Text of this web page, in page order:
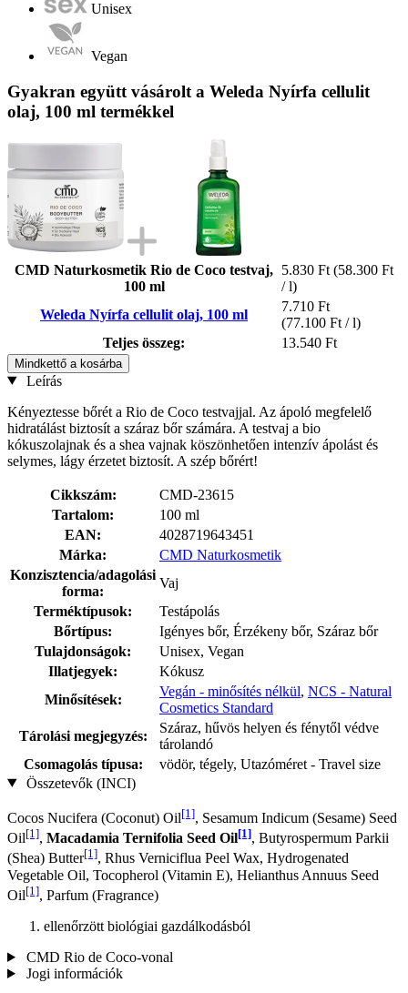
Unisex
Vegan
Gyakran együtt vásárolt a Weleda Nyírfa cellulit
olaj, 100 ml termékkel
CMD Naturkosmetik Rio de Coco testvaj,
100 ml
5.830 Ft (58.300 Ft
/ l)
Weleda Nyírfa cellulit olaj, 100 ml
7.710 Ft
(77.100 Ft / l)
Teljes összeg:
13.540 Ft
Mindkettő a kosárba
Leírás
Kényeztesse bőrét a Rio de Coco testvajjal. Az ápoló megfelelő
hidratálást biztosít a száraz bőr számára. A testvaj a bio
kókuszolajnak és a shea vajnak köszönhetően intenzív ápolást és
selymes, lágy érzetet biztosít. A szép bőrért!
Cikkszám:
CMD-23615
Tartalom:
100 ml
EAN:
4028719643451
Márka:
CMD Naturkosmetik
Konzisztencia/adagolási
forma:
Vaj
Terméktípusok:
Testápolás
Bőrtípus:
Igényes bőr, Érzékeny bőr, Száraz bőr
Tulajdonságok:
Unisex, Vegan
Illatjegyek:
Kókusz
Minősítések:
Vegán - minősítés nélkül, NCS - Natural
Cosmetics Standard
Tárolási megjegyzés:
Száraz, hűvös helyen és fénytől védve
tárolandó
Csomagolás típusa:
vödör, tégely, Utazóméret - Travel size
Összetevők (INCI)
Cocos Nucifera (Coconut) Oil[1], Sesamum Indicum (Sesame) Seed
Oil[1], Macadamia Ternifolia Seed Oil[1], Butyrospermum Parkii
(Shea) Butter[1], Rhus Verniciflua Peel Wax, Hydrogenated
Vegetable Oil, Tocopherol (Vitamin E), Helianthus Annuus Seed
Oil[1], Parfum (Fragrance)
ellenőrzött biológiai gazdálkodásból
CMD Rio de Coco-vonal
Jogi információk